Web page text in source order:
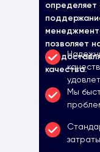
определяет
позволяет
качества.
Мы